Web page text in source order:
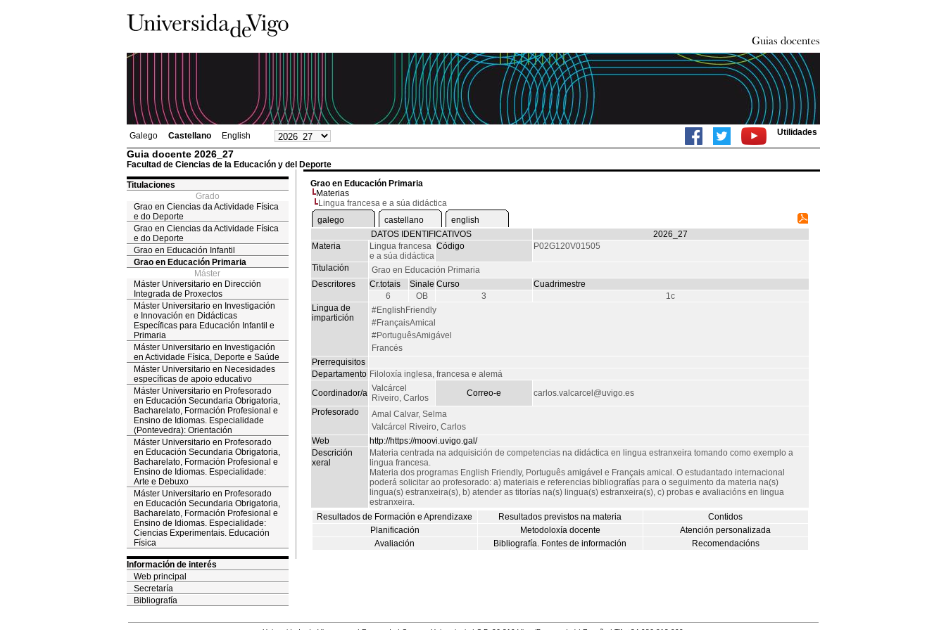
Galego Castellano English Utilidades
Guia docente 2026_27
Facultad de Ciencias de la Educación y del Deporte
Titulaciones
Grado
Grao en Ciencias da Actividade Física
e do Deporte
Grao en Ciencias da Actividade Física
e do Deporte
Grao en Educación Infantil
Grao en Educación Primaria
Máster
Máster Universitario en Dirección
Integrada de Proxectos
Máster Universitario en Investigación
e Innovación en Didácticas
Específicas para Educación Infantil e
Primaria
Máster Universitario en Investigación
en Actividade Física, Deporte e Saúde
Máster Universitario en Necesidades
específicas de apoio educativo
Máster Universitario en Profesorado
en Educación Secundaria Obrigatoria,
Bacharelato, Formación Profesional e
Ensino de Idiomas. Especialidade
(Pontevedra): Orientación
Máster Universitario en Profesorado
en Educación Secundaria Obrigatoria,
Bacharelato, Formación Profesional e
Ensino de Idiomas. Especialidade:
Arte e Debuxo
Máster Universitario en Profesorado
en Educación Secundaria Obrigatoria,
Bacharelato, Formación Profesional e
Ensino de Idiomas. Especialidade:
Ciencias Experimentais. Educación
Física
Información de interés
Web principal
Secretaría
Bibliografía
Grao en Educación Primaria
Materias
Lingua francesa e a súa didáctica
galego
castellano
english
DATOS IDENTIFICATIVOS
2026_27
Materia
Lingua francesa
e a súa didáctica
Código P02G120V01505
Titulación
Grao en Educación Primaria
Descritores
Cr.totais Sinale Curso
Cuadrimestre
6
OB 3
1c
Lingua de
impartición
#EnglishFriendly
#FrançaisAmical
#PortuguêsAmigável
Francés
Prerrequisitos
Departamento Filoloxía inglesa, francesa e alemá
Coordinador/a Valcárcel
Riveiro, Carlos
Correo-e
carlos.valcarcel@uvigo.es
Profesorado
Amal Calvar, Selma
Valcárcel Riveiro, Carlos
Web
http://https://moovi.uvigo.gal/
Descrición
xeral
Materia centrada na adquisición de competencias na didáctica en lingua estranxeira tomando como exemplo a
lingua francesa.
Materia dos programas English Friendly, Português amigável e Français amical. O estudantado internacional
poderá solicitar ao profesorado: a) materiais e referencias bibliografías para o seguimento da materia na(s)
lingua(s) estranxeira(s), b) atender as titorías na(s) lingua(s) estranxeira(s), c) probas e avaliacións en lingua
estranxeira.
Resultados de Formación e Aprendizaxe
Resultados previstos na materia
Contidos
Planificación
Metodoloxía docente
Atención personalizada
Avaliación
Bibliografía. Fontes de información Recomendacións